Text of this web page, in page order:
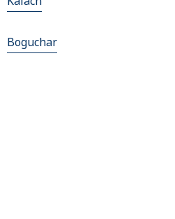
Boguchar